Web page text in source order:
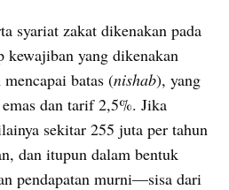
syariat zakat dikenakan pada
kewajiban yang dikenakan
batas (nishab), yang
dan tarif 2,5%. Jika
sekitar 255 juta per tahun
dan itupun dalam bentuk
pendapatan murni—sisa dari